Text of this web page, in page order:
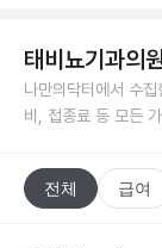
태비뇨기과의
나만의닥터에서 수집
비, 접종료 등 모든
전체 급여